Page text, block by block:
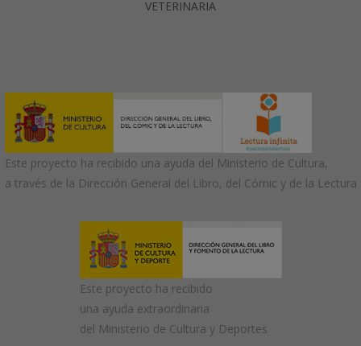
VETERINARIA
Este proyecto ha recibido una ayuda del Ministerio de Cultura,
a través de la Dirección General del Libro, del Cómic y de la Lectura
Este proyecto ha recibido
una ayuda extraordinaria
del Ministerio de Cultura y Deportes